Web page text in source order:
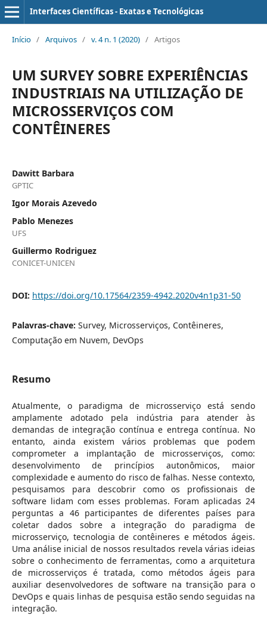
Interfaces Científicas - Exatas e Tecnológicas
Início / Arquivos / v. 4 n. 1 (2020) / Artigos
UM SURVEY SOBRE EXPERIÊNCIAS
INDUSTRIAIS NA UTILIZAÇÃO DE
MICROSSERVIÇOS COM
CONTÊINERES
Dawitt Barbara
GPTIC
Igor Morais Azevedo
Pablo Menezes
UFS
Guillermo Rodriguez
CONICET-UNICEN
DOI: https://doi.org/10.17564/2359-4942.2020v4n1p31-50
Palavras-chave: Survey, Microsserviços, Contêineres,
Computação em Nuvem, DevOps
Resumo
Atualmente, o paradigma de microsserviço está sendo
amplamente adotado pela indústria para atender às
demandas de integração contínua e entrega contínua. No
entanto, ainda existem vários problemas que podem
comprometer a implantação de microsserviços, como:
desenvolvimento de princípios autonômicos, maior
complexidade e aumento do risco de falhas. Nesse contexto,
pesquisamos para descobrir como os profissionais de
software lidam com esses problemas. Foram aplicadas 24
perguntas a 46 participantes de diferentes países para
coletar dados sobre a integração do paradigma de
microsserviço, tecnologia de contêineres e métodos ágeis.
Uma análise inicial de nossos resultados revela várias ideias
sobre o conhecimento de ferramentas, como a arquitetura
de microsserviços é tratada, como métodos ágeis para
auxiliar desenvolvedores de software na transição para o
DevOps e quais linhas de pesquisa estão sendo seguidas na
integração.